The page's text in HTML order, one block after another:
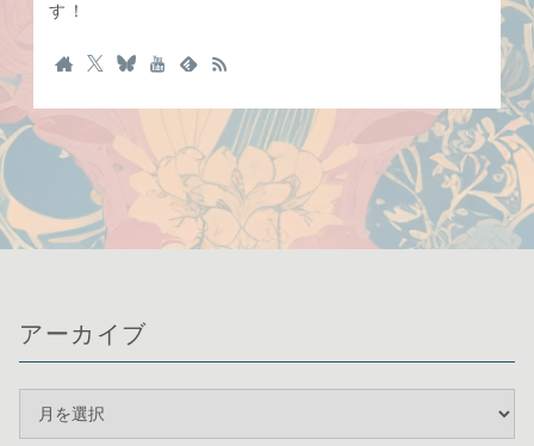
す！
アーカイブ